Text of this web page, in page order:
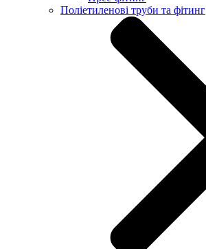
Поліетиленові труби та фітинг